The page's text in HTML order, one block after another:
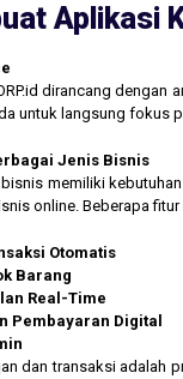
Aplikasi
dirancang
untuk langsung fokus
Jenis Bisnis
memiliki
online. Beberapa
Otomatis
Barang
Real-Time
Pembayaran Digital
dan transaksi adalah